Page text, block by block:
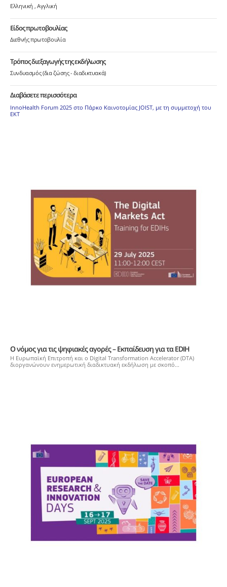
Ελληνική Αγγλική
Είδος πρωτοβουλίας
Διεθνής πρωτοβουλία
Τρόπος διεξαγωγής της εκδήλωσης
Συνδυασμός (δια ζώσης - διαδικτυακά)
Διαβάσετε περισσότερα
InnoHealth Forum 2025 στο Πάρκο Καινοτομίας JOIST, με τη συμμετοχή του
ΕΚΤ
Ο νόμος για τις ψηφιακές αγορές – Εκπαίδευση για τα EDIH
Η Ευρωπαϊκή Επιτροπή και ο Digital Transformation Accelerator (DTA)
διοργανώνουν ενημερωτική διαδικτυακή εκδήλωση με σκοπό...